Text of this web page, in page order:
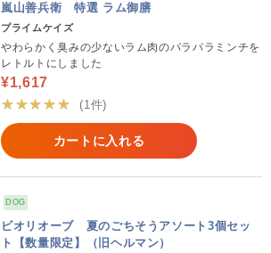
嵐山善兵衛 特選 ラム御膳
プライムケイズ
やわらかく臭みの少ないラム肉のパラパラミンチを
レトルトにしました
¥1,617
★★★★★
(1件)
カートに入れる
DOG
ビオリオーブ 夏のごちそうアソート3個セッ
ト【数量限定】（旧ヘルマン）